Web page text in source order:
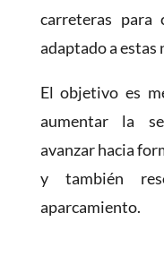
carreteras para
adaptado a estas
El objetivo es
aumentar la
avanzar hacia
y también
aparcamiento.